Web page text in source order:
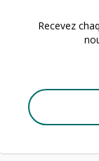
Recevez